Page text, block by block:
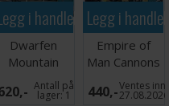
i handlekurven
Dwarfen
Mountain
Holds Dwarf
Antall på
lager:1
Legg i
Empire of
Man Cannons
& Mortars
440,-Ventes inn
27.08.2026